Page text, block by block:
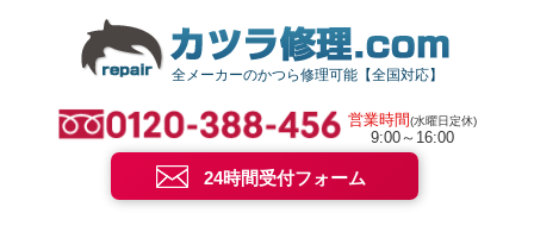
全メーカーのかつら修理可能【全国対応】
営業時間(水曜日定休)
9:00～16:00
24時間受付フォーム